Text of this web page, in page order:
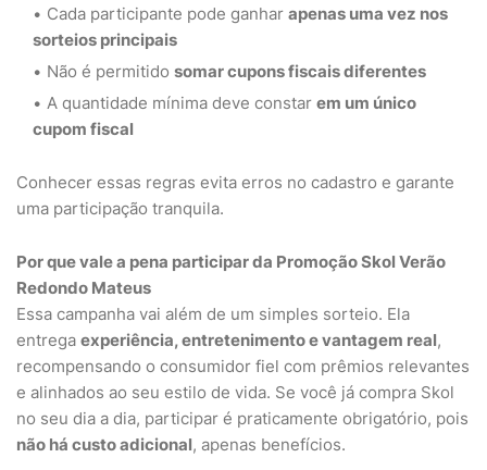
Cada participante pode ganhar apenas uma vez nos
sorteios principais
Não é permitido somar cupons fiscais diferentes
A quantidade mínima deve constar em um único
cupom fiscal
Conhecer essas regras evita erros no cadastro e garante
uma participação tranquila.
Por que vale a pena participar da Promoção Skol Verão
Redondo Mateus
Essa campanha vai além de um simples sorteio. Ela
entrega experiência, entretenimento e vantagem real,
recompensando o consumidor fiel com prêmios relevantes
e alinhados ao seu estilo de vida. Se você já compra Skol
no seu dia a dia, participar é praticamente obrigatório, pois
não há custo adicional, apenas benefícios.